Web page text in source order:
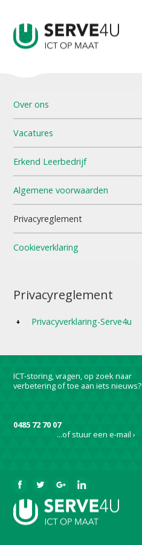
Over ons
Vacatures
Erkend Leerbedrijf
Algemene voorwaarden
Privacyreglement
Cookieverklaring
Privacyreglement
Privacyverklaring-Serve4u
ICT-storing, vragen, op zoek naar
verbetering of toe aan iets nieuws?
0485 72 70 07
...of stuur een e-mail ›